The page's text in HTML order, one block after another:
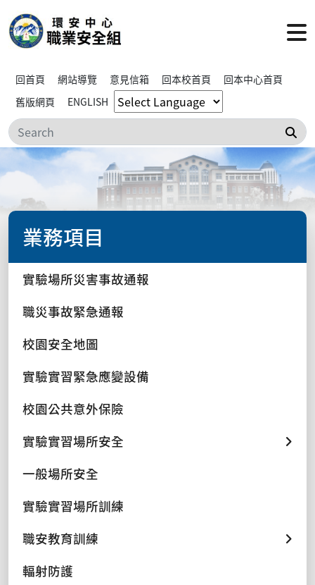
回首頁 網站導覽 意見信箱 回本校首頁
回本中心首頁
舊版網頁
ENGLISH
搜
業務項目
實驗場所災害事故通報
職災事故緊急通報
校園安全地圖
實驗實習緊急應變設備
校園公共意外保險
實驗實習場所安全
一般場所安全
實驗實習場所訓練
職安教育訓練
輻射防護